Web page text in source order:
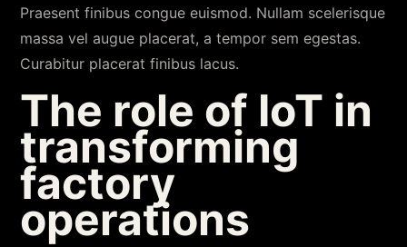
Praesent finibus congue euismod. Nullam scelerisque
massa vel augue placerat, a tempor sem egestas.
Curabitur placerat finibus lacus.
The role of IoT in
transforming
factory
operations